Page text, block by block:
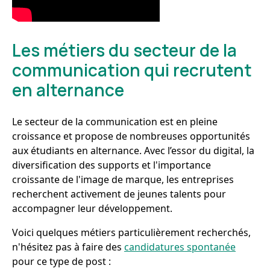
Les métiers du secteur de la
communication qui recrutent
en alternance
Le secteur de la communication est en pleine
croissance et propose de nombreuses opportunités
aux étudiants en alternance. Avec l’essor du digital, la
diversification des supports et l'importance
croissante de l'image de marque, les entreprises
recherchent activement de jeunes talents pour
accompagner leur développement.
Voici quelques métiers particulièrement recherchés,
n'hésitez pas à faire des candidatures spontanée
pour ce type de post :